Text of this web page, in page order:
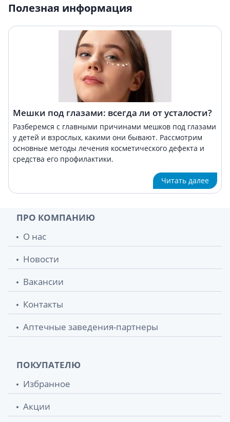
Полезная информация
Мешки под глазами: всегда ли от усталости?
Разберемся с главными причинами мешков под глазами
у детей и взрослых, какими они бывают. Рассмотрим
основные методы лечения косметического дефекта и
средства его профилактики.
Читать далее
ПРО КОМПАНИЮ
О нас
Новости
Вакансии
Контакты
Аптечные заведения-партнеры
ПОКУПАТЕЛЮ
Избранное
Акции